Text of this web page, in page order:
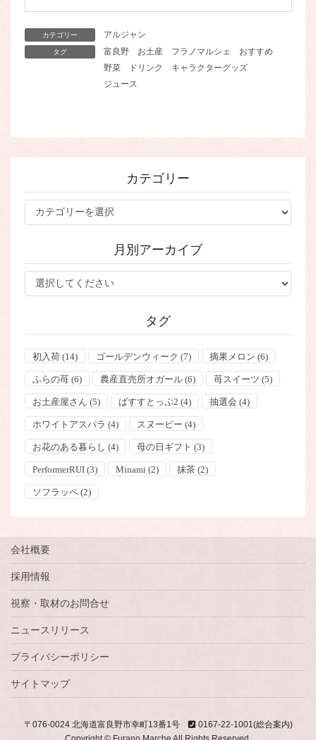
カテゴリー アルジャン
タグ 富良野 お土産 フラノマルシェ
おすすめ
野菜
ドリンク
キャラクターグッズ
ジュース
カテゴリー
ー
月別アーカイブ
タグ
初入荷(14) ゴールデンウィーク (7) 摘果メロン (6)
ふらの苺(6) 農産直売所オガール(6) 苺スイーツ (5)
お土産屋さん (5) ばすすとっぷ2 (4) 抽選会 (4)
ホワイトアスパラ (4) スヌーピー (4)
お花のある暮らし (4) 母の日ギフト (3)
PerformerRUI(3) Minami (2) 抹茶(2)
ソフラッペ(2)
会社概要
採用情報
視察・取材のお問合せ
ニュースリリース
プライバシーポリシー
サイトマップ
〒076-0024 北海道富良野市幸町13番1号
0167-22-1001(総合案内)